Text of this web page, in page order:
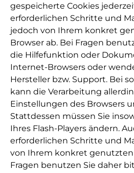
gespeicherte Cookies
erforderlichen Schritte und
jedoch von Ihrem konkret
Browser ab. Bei Fragen
die Hilfefunktion oder
Internet-Browsers oder
Hersteller bzw. Support. Bei
kann die Verarbeitung
Einstellungen des Browsers
Stattdessen müssen Sie
Ihres Flash-Players ändern.
erforderlichen Schritte und
von Ihrem konkret genutzten
Fragen benutzen Sie daher